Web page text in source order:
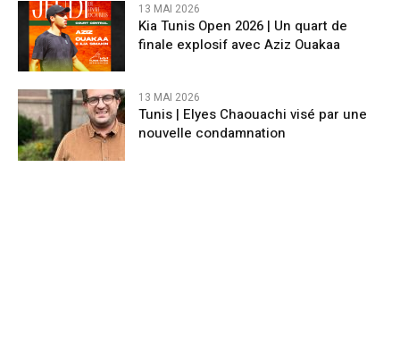
13 MAI 2026
Kia Tunis Open 2026 | Un quart de
finale explosif avec Aziz Ouakaa
13 MAI 2026
Tunis | Elyes Chaouachi visé par une
nouvelle condamnation